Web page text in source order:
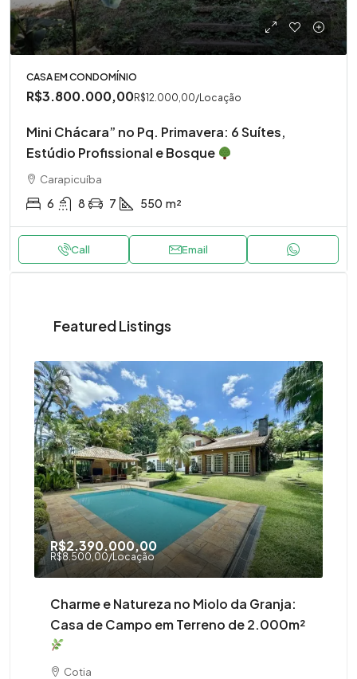
CASA EM CONDOMÍNIO
R$3.800.000,00R$12.000,00/Locação
Mini Chácara” no Pq. Primavera: 6 Suítes,
Estúdio Profissional e Bosque
Carapicuíba
6 8 7 550 m²
Call Email
Featured Listings
R$2.390.000,00
R$8.500,00/Locação
Charme e Natureza no Miolo da Granja:
Casa de Campo em Terreno de 2.000m²
Cotia